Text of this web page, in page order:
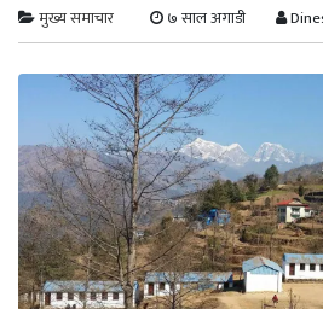
मुख्य समाचार ७ साल अगाडी